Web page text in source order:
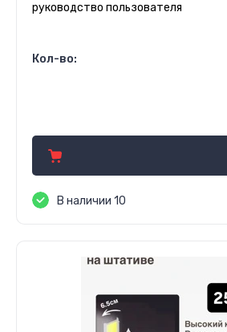
руководство пользователя
Кол-во:
В наличии 10